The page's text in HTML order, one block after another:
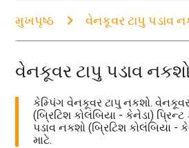
મુખપૃષ્ઠ વેનકૂવર ટાપુ પડાવ
વેનકૂવર ટાપુ પડાવ
કેમ્પિંગ વેનકૂવર ટાપુ નકશો.
(બ્રિટિશ કોલંબિયા - કેનેડા)
પડાવ નકશો (બ્રિટિશ કોલંબિયા -
માટે.